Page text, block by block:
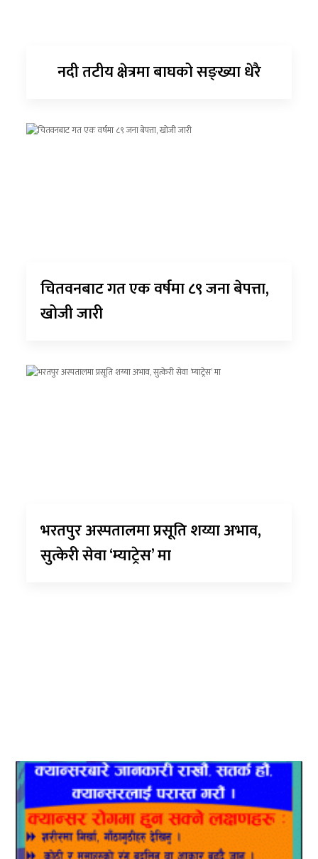
नदी तटीय क्षेत्रमा बाघको सङ्ख्या धेरै
चितवनबाट गत एक वर्षमा ८९ जना बेपत्ता,
खोजी जारी
भरतपुर अस्पतालमा प्रसूति शय्या अभाव,
सुत्केरी सेवा ‘म्याट्रेस’ मा